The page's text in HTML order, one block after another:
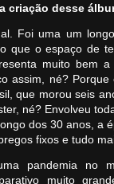
criação desse
Foi uma um
que o espaço de
muito bem
assim, né?
que morou seis
né? Envolveu
dos 30 anos, a
fixos e tudo
pandemia no
muito